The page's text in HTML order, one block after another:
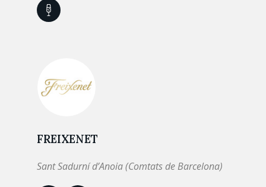
FREIXENET
Sant Sadurní d’Anoia (Comtats de Barcelona)